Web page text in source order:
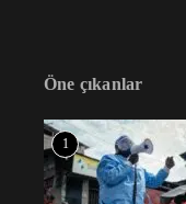
Öne çıkanlar
1